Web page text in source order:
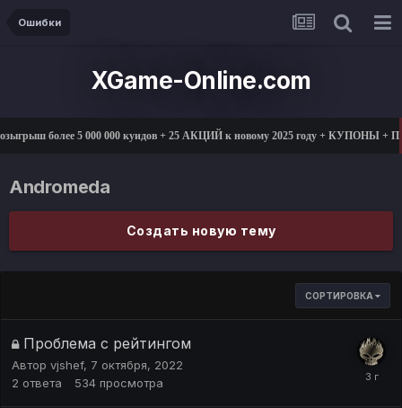
Ошибки
XGame-Online.com
более 5 000 000 куидов + 25 АКЦИЙ к новому 2025 году + КУПОНЫ +
Andromeda
Создать новую тему
СОРТИРОВКА
Проблема с рейтингом
Автор vjshef, 7 октября, 2022
2 ответа 534 просмотра